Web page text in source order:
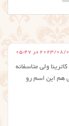
08/03 در 05:47
ولی متاسفانه
هم این اسم رو